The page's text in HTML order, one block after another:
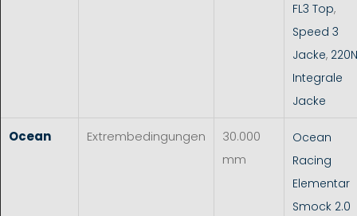
FL3 Top,
Speed 3
Jacke, 220N
Integrale
Jacke
Ocean Extrembedingungen
30.000
mm
Ocean
Racing
Elementar
Smock 2.0